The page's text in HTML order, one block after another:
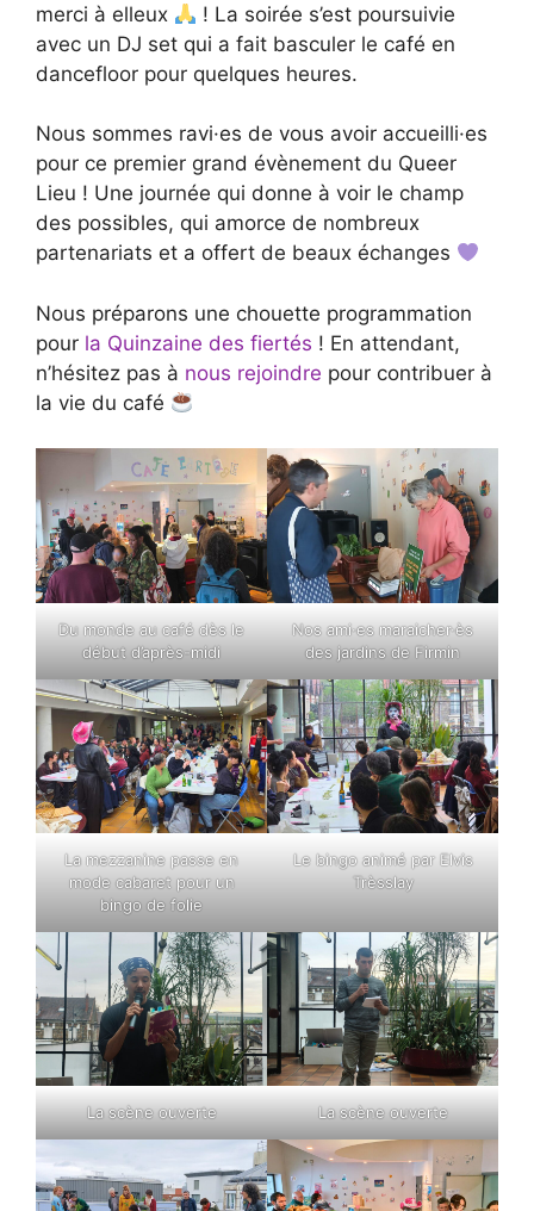
merci à elleux
! La soirée s’est poursuivie
avec un DJ set qui a fait basculer le café en
dancefloor pour quelques heures.
Nous sommes ravi·es de vous avoir accueilli·es
pour ce premier grand évènement du Queer
Lieu ! Une journée qui donne à voir le champ
des possibles, qui amorce de nombreux
partenariats et a offert de beaux échanges
Nous préparons une chouette programmation
pour la Quinzaine des fiertés ! En attendant,
n’hésitez pas à nous rejoindre pour contribuer à
la vie du café
Du monde au café dès le
début d’après-midi
Nos ami·es maraicher·ès
des jardins de Firmin
La mezzanine passe en
mode cabaret pour un
bingo de folie
Le bingo animé par Elvis
Trèsslay
La scène ouverte La scène ouverte